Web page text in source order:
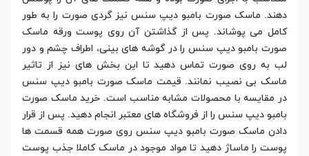
دهند. ماسک صورت بامبو دیپ سنس نیز گردی صورت را به طور
کامل می پوشاند. پس از گذاشتن آن روی پوست ورقه ماسک
صورت بامبو دیپ سنس را در گوشه های بینی، اطراف چشم و دور
لب به روی صورت تماس دهید تا این بخش های نیز از تاثیر
ماسک بی نصیب نمانند. قیمت ماسک صورت بامبو دیپ سنس
در مقایسه با محصولات مشابه مناسب است. خرید ماسک صورت
بامبو دیپ سنس را از فروشگاه های معتبر انجام دهید. پس از قرار
دادن ماسک صورت بامبو دیپ سنس روی صورت همه قسمت ها
پوست را ماساژ دهید تا مواد موجود در ماسک کاملا جذب پوست